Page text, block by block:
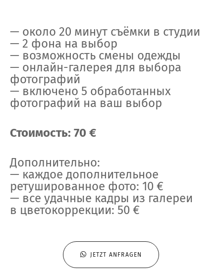
— около 20 минут съёмки в студии
— 2 фона на выбор
— возможность смены одежды
— онлайн-галерея для выбора
фотографий
— включено 5 обработанных
фотографий на ваш выбор
Стоимость: 70 €
Дополнительно:
— каждое дополнительное
ретушированное фото: 10 €
— все удачные кадры из галереи
в цветокоррекции: 50 €
JETZT ANFRAGEN